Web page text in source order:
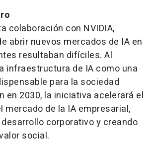
colaboración con NVIDIA,
abrir nuevos mercados de IA en
resultaban difíciles. Al
infraestructura de IA como una
para la sociedad
en 2030, la iniciativa acelerará el
mercado de la IA empresarial,
corporativo y creando
social.